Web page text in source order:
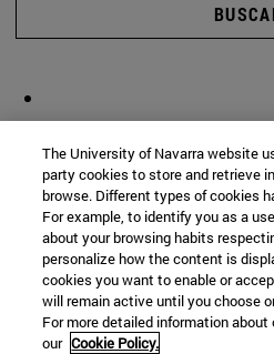
The University of Navarra website
party cookies to store and retrieve
browse. Different types of cookies
For example, to identify you as a
about your browsing habits
personalize how the content is
cookies you want to enable or
will remain active until you choose
For more detailed information
our Cookie Policy.